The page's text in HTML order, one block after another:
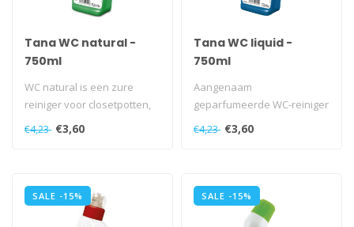
Tana WC natural -
750ml
WC natural is een zure
reiniger voor closetpotten,
die het natuurlijke zuur van
€4,23 €3,60
Tana WC liquid -
750ml
Aangenaam
geparfumeerde WC-reiniger
lost gemakkelijk alle vormen
van aanslag en ..
€4,23 €3,60
SALE -15% SALE -15%